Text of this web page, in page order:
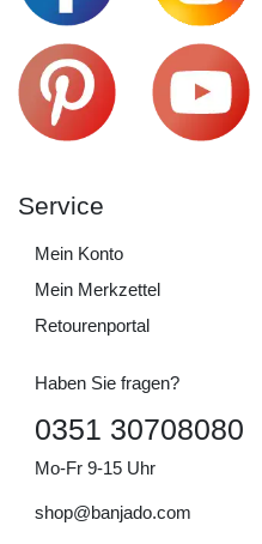
Service
Mein Konto
Mein Merkzettel
Retourenportal
Haben Sie fragen?
0351 30708080
Mo-Fr 9-15 Uhr
shop@banjado.com